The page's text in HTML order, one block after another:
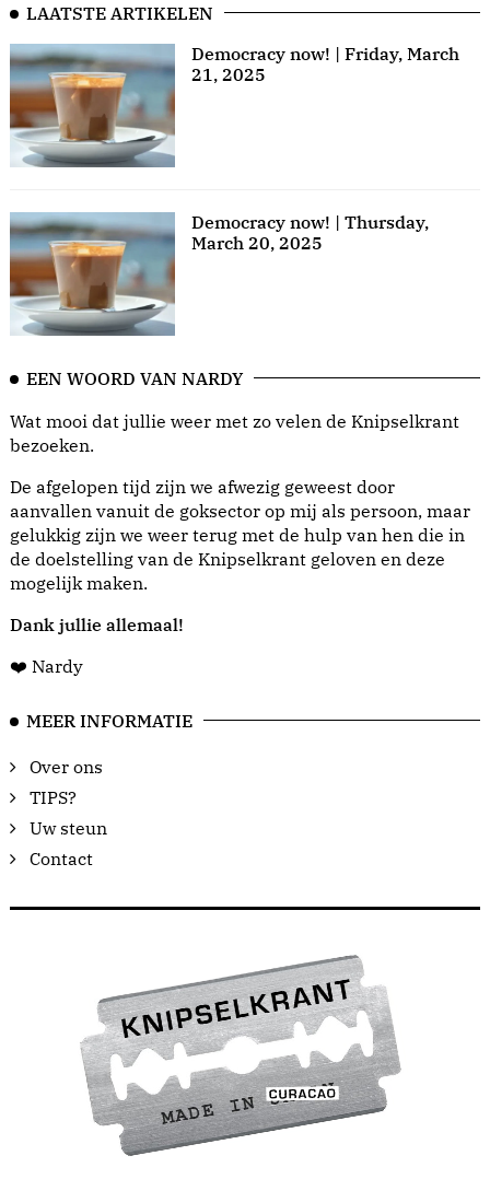
LAATSTE ARTIKELEN
Democracy now! | Friday, March
21, 2025
Democracy now! | Thursday,
March 20, 2025
EEN WOORD VAN NARDY
Wat mooi dat jullie weer met zo velen de Knipselkrant
bezoeken.
De afgelopen tijd zijn we afwezig geweest door
aanvallen vanuit de goksector op mij als persoon, maar
gelukkig zijn we weer terug met de hulp van hen die in
de doelstelling van de Knipselkrant geloven en deze
mogelijk maken.
Dank jullie allemaal!
❤️ Nardy
MEER INFORMATIE
Over ons
TIPS?
Uw steun
Contact